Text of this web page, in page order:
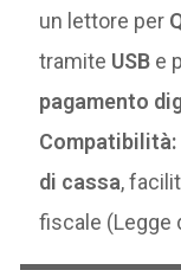
un lettore per
tramite USB e
pagamento
Compatibilità:
di cassa,
fiscale (Legge